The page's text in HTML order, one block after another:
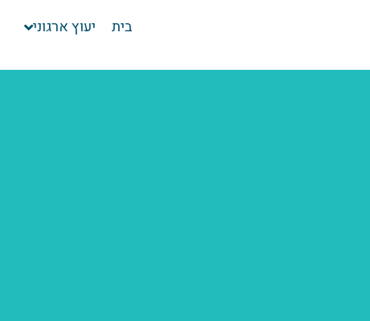
בית יעוץ ארגוני